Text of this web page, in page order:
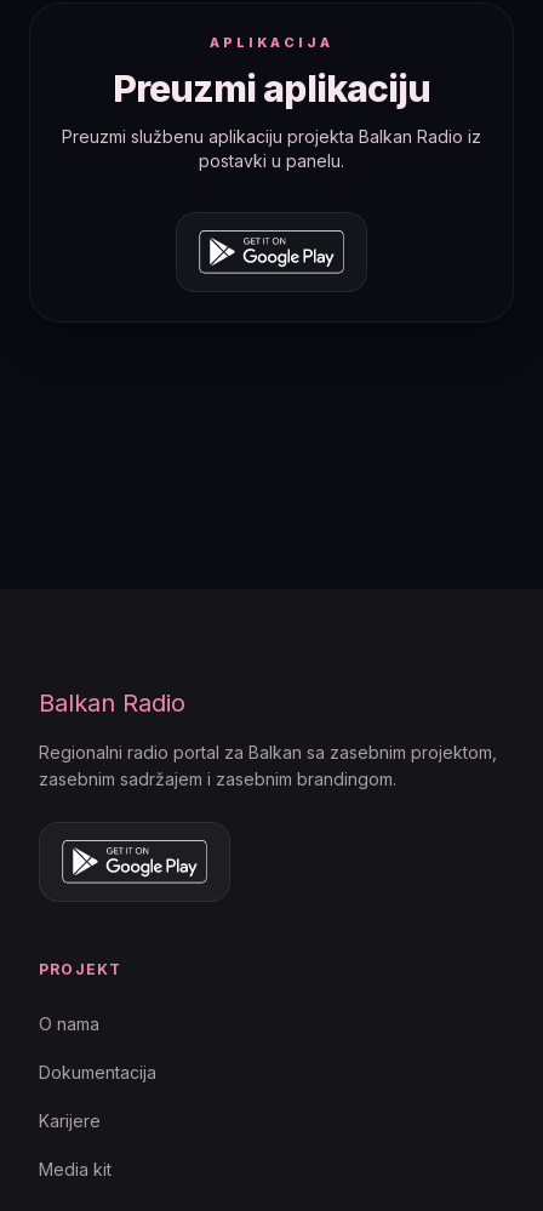
APLIKACIJA
Preuzmi aplikaciju
Preuzmi službenu aplikaciju projekta Balkan Radio iz
postavki u panelu.
Balkan Radio
Regionalni radio portal za Balkan sa zasebnim projektom,
zasebnim sadržajem i zasebnim brandingom.
PROJEKT
O nama
Dokumentacija
Karijere
Media kit